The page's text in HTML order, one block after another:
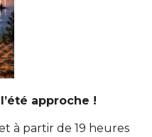
approche !
à partir de 19 heures